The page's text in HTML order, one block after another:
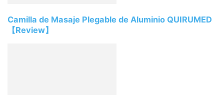
Camilla de Masaje Plegable de Aluminio QUIRUMED
【Review】